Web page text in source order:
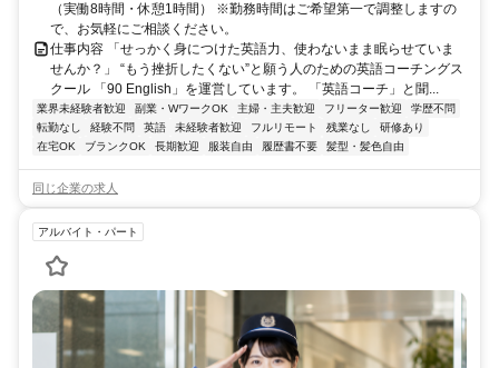
（実働8時間・休憩1時間） ※勤務時間はご希望第一で調整しますの
で、お気軽にご相談ください。
仕事内容 「せっかく身につけた英語力、使わないまま眠らせていま
せんか？」 “もう挫折したくない”と願う人のための英語コーチングス
クール 「90 English」を運営しています。 「英語コーチ」と聞...
業界未経験者歓迎 副業・WワークOK 主婦・主夫歓迎 フリーター歓迎
学歴不問
転勤なし
経験不問 英語 未経験者歓迎 フルリモート 残業なし
研修あり
在宅OK
ブランクOK 長期歓迎 服装自由 履歴書不要 髪型・髪色自由
同じ企業の求人
アルバイト・パート